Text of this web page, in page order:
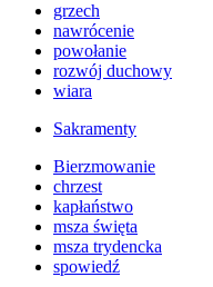
grzech
nawrócenie
powołanie
rozwój duchowy
wiara
Sakramenty
Bierzmowanie
chrzest
kapłaństwo
msza święta
msza trydencka
spowiedź